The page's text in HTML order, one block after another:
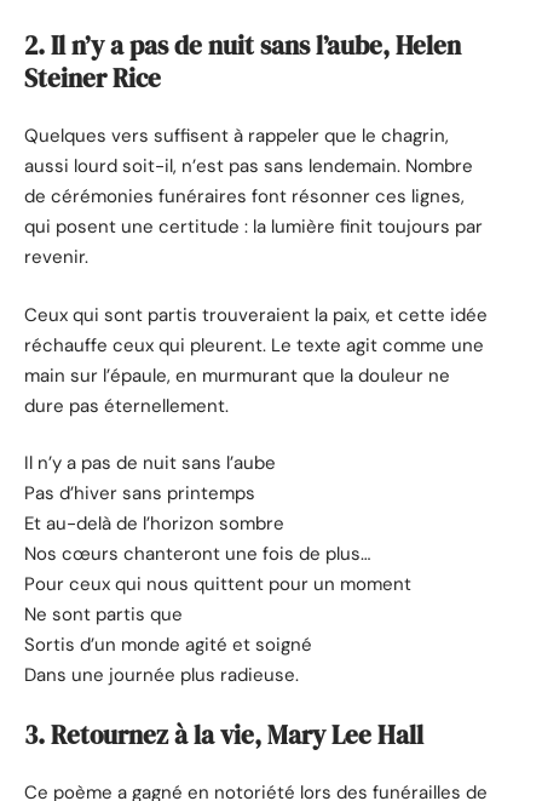
2. Il n’y a pas de nuit sans l’aube, Helen
Steiner Rice
Quelques vers suffisent à rappeler que le chagrin,
aussi lourd soit-il, n’est pas sans lendemain. Nombre
de cérémonies funéraires font résonner ces lignes,
qui posent une certitude : la lumière finit toujours par
revenir.
Ceux qui sont partis trouveraient la paix, et cette idée
réchauffe ceux qui pleurent. Le texte agit comme une
main sur l’épaule, en murmurant que la douleur ne
dure pas éternellement.
Il n’y a pas de nuit sans l’aube
Pas d’hiver sans printemps
Et au-delà de l’horizon sombre
Nos cœurs chanteront une fois de plus…
Pour ceux qui nous quittent pour un moment
Ne sont partis que
Sortis d’un monde agité et soigné
Dans une journée plus radieuse.
3. Retournez à la vie, Mary Lee Hall
Ce poème a gagné en notoriété lors des funérailles de